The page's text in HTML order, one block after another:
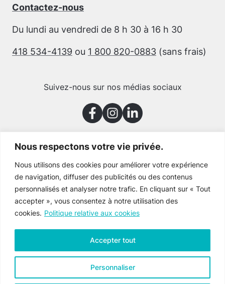
Nous respectons votre vie privée.
Nous utilisons des cookies pour améliorer votre expérience
de navigation, diffuser des publicités ou des contenus
personnalisés et analyser notre trafic. En cliquant sur « Tout
accepter », vous consentez à notre utilisation des
cookies. Politique relative aux cookies
Personnaliser
Accepter tout
Contactez-nous
Du lundi au vendredi de 8 h 30 à 16 h 30
418 534-4139 ou 1 800 820-0883 (sans frais)
Suivez-nous sur nos médias sociaux
Merci à nos partenaires